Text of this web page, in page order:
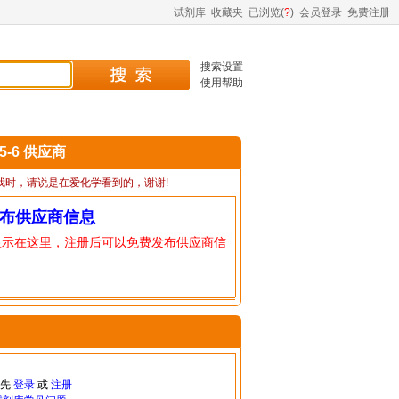
试剂库 收藏夹 已浏览(?) 会员登录 免费注册
搜索设置
使用帮助
6 供应商
时，请说是在爱化学看到的，谢谢!
供应商信息
在这里，注册后可以免费发布供应商信
登录或 注册